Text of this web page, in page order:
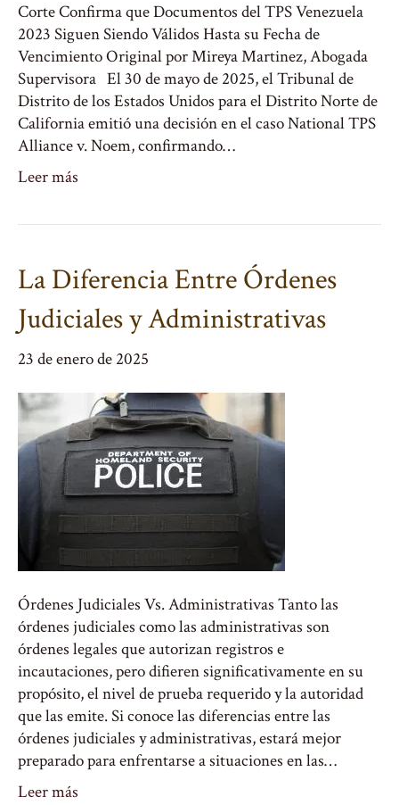
Corte Confirma que Documentos del TPS Venezuela
2023 Siguen Siendo Válidos Hasta su Fecha de
Vencimiento Original por Mireya Martinez, Abogada
Supervisora El 30 de mayo de 2025, el Tribunal de
Distrito de los Estados Unidos para el Distrito Norte de
California emitió una decisión en el caso National TPS
Alliance v. Noem, confirmando…
Leer más
La Diferencia Entre Órdenes
Judiciales y Administrativas
23 de enero de 2025
Órdenes Judiciales Vs. Administrativas Tanto las
órdenes judiciales como las administrativas son
órdenes legales que autorizan registros e
incautaciones, pero difieren significativamente en su
propósito, el nivel de prueba requerido y la autoridad
que las emite. Si conoce las diferencias entre las
órdenes judiciales y administrativas, estará mejor
preparado para enfrentarse a situaciones en las…
Leer más